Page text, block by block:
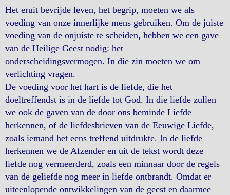
Het eruit bevrijde leven, het begrip, moeten we als
voeding van onze innerlijke mens gebruiken. Om de juiste
voeding van de onjuiste te scheiden, hebben we een gave
van de Heilige Geest nodig: het
onderscheidingsvermogen. In die zin moeten we om
verlichting vragen.
De voeding voor het hart is de liefde, die het
doeltreffendst is in de liefde tot God. In die liefde zullen
we ook de gaven van de door ons beminde Liefde
herkennen, of de liefdesbrieven van de Eeuwige Liefde,
zoals iemand het eens treffend uitdrukte. In de liefde
herkennen we de Afzender en uit de tekst wordt deze
liefde nog vermeerderd, zoals een minnaar door de regels
van de geliefde nog meer in liefde ontbrandt. Omdat er
uiteenlopende ontwikkelingen van de geest en daarmee